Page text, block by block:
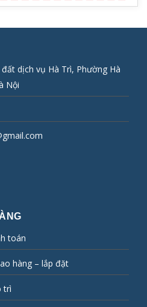
dịch vụ Hà Trì, Phường Hà
Nội
toán
hàng – lắp đặt
trì